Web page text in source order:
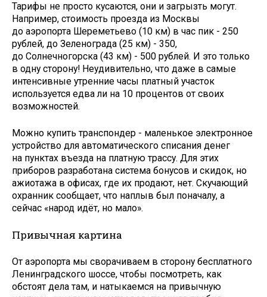
Тарифы не просто кусаются, они и загрызть могут.
Например, стоимость проезда из Москвы
до аэропорта Шереметьево (10 км) в час пик - 250
руб­лей, до Зеленограда (25 км) - 350,
до Солнечногорска (43 км) - 500 рублей. И это только
в одну сторону! Неудивительно, что даже в самые
интенсивные утренние часы платный участок
используется едва ли на 10 процентов от своих
возможностей.
Можно купить транспондер - маленькое электронное
устройство для автоматического списания денег
на пунктах въезда на платную трассу. Для этих
приборов разработана система бонусов и скидок, но
ажиотажа в офисах, где их продают, нет. Скучающий
охранник сообщает, что наплыв был поначалу, а
сейчас «народ идёт, но мало».
Привычная картина
От аэропорта мы сворачиваем в сторону бесплатного
Ленинградского шоссе, чтобы посмотреть, как
обстоят дела там, и натыкаемся на привычную